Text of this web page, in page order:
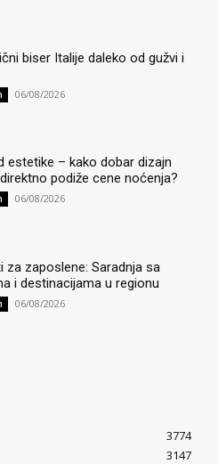
biser Italije daleko od gužvi i
06/08/2026
estetike – kako dobar dizajn
podiže cene noćenja?
06/08/2026
za zaposlene: Saradnja sa
i destinacijama u regionu
06/08/2026
3774
3147